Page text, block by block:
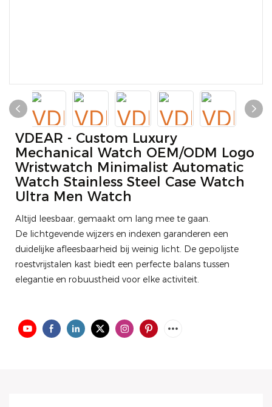
VDEAR - Custom Luxury
Mechanical Watch OEM/ODM Logo
Wristwatch Minimalist Automatic
Watch Stainless Steel Case Watch
Ultra Men Watch
Altijd leesbaar, gemaakt om lang mee te gaan.
De lichtgevende wijzers en indexen garanderen een
duidelijke afleesbaarheid bij weinig licht. De gepolijste
roestvrijstalen kast biedt een perfecte balans tussen
elegantie en robuustheid voor elke activiteit.